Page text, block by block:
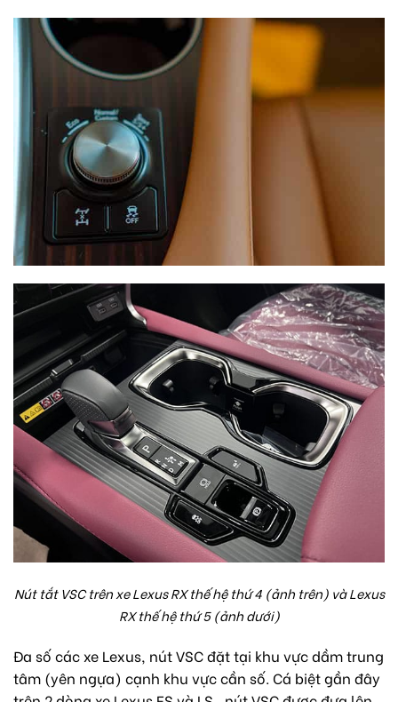
Nút tắt VSC trên xe Lexus RX thế hệ thứ 4 (ảnh trên) và Lexus
RX thế hệ thứ 5 (ảnh dưới)
Đa số các xe Lexus, nút VSC đặt tại khu vực dầm trung
tâm (yên ngựa) cạnh khu vực cần số. Cá biệt gần đây